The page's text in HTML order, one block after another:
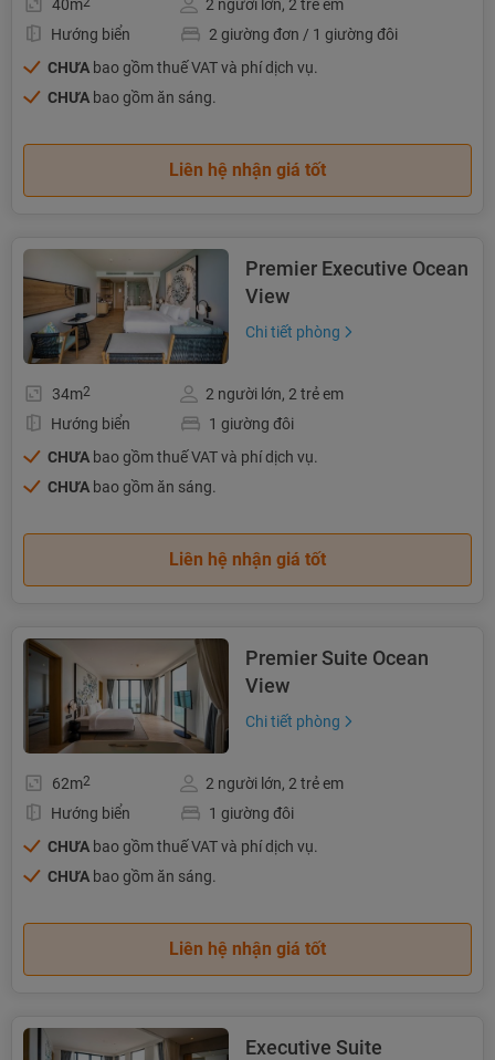
40m
2 người lớn, 2 trẻ em
Hướng biển
2 giường đơn / 1 giường đôi
CHƯA bao gồm thuế VAT và phí dịch vụ.
CHƯA bao gồm ăn sáng.
Liên hệ nhận giá tốt
Premier Executive Ocean
View
Chi tiết phòng
34m2
2 người lớn, 2 trẻ em
Hướng biển
1 giường đôi
CHƯA bao gồm thuế VAT và phí dịch vụ.
CHƯA bao gồm ăn sáng.
Liên hệ nhận giá tốt
Premier Suite Ocean
View
Chi tiết phòng
62m2
2 người lớn, 2 trẻ em
Hướng biển
1 giường đôi
CHƯA bao gồm thuế VAT và phí dịch vụ.
CHƯA bao gồm ăn sáng.
Liên hệ nhận giá tốt
Executive Suite